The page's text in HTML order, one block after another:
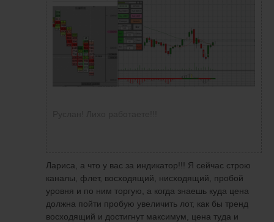
Лариса, а что у вас за индикатор!!! Я сейчас строю
каналы, флет, восходящий, нисходящий, пробой
уровня и по ним торгую, а когда знаешь куда цена
должна пойти пробую увеличить лот, как бы тренд
восходящий и достигнут максимум, цена туда и